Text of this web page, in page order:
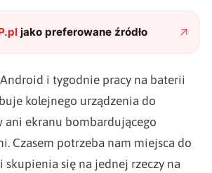
jako preferowane źródło
i tygodnie pracy na baterii
kolejnego urządzenia do
ani ekranu bombardującego
Czasem potrzeba nam miejsca do
skupienia się na jednej rzeczy na